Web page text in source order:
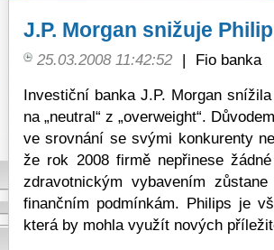
J.P. Morgan snižuje
25.03.2008 11:42:52 |
Fio banka
Investiční banka J.P. Morgan
na „neutral“ z „overweight“.
ve srovnání se svými konkurenty
že rok 2008 firmě nepřinese
zdravotnickým vybavením
finančním podmínkám. Philips je
která by mohla využít nových